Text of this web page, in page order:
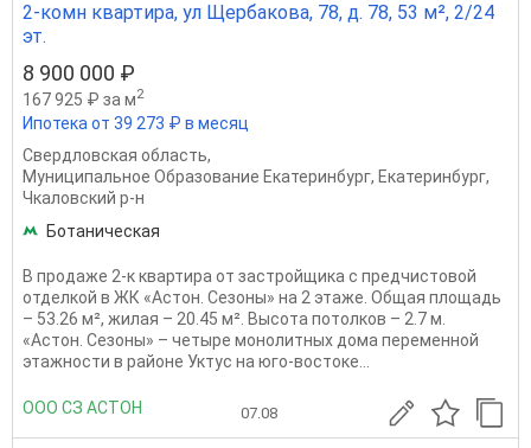
2-комн квартира, ул Щербакова, 78, д. 78, 53 м², 2/24
эт.
8 900 000 ₽
167 925 ₽ за м2
Ипотека от 39 273 ₽ в месяц
Свердловская область,
Муниципальное Образование Екатеринбург, Екатеринбург,
Чкаловский р-н
Ботаническая
В продаже 2-к квартира от застройщика с предчистовой
отделкой в ЖК «Астон. Сезоны» на 2 этаже. Общая площадь
– 53.26 м², жилая – 20.45 м². Высота потолков – 2.7 м.
«Астон. Сезоны» – четыре монолитных дома переменной
этажности в районе Уктус на юго-востоке...
ООО СЗ АСТОН 07.08